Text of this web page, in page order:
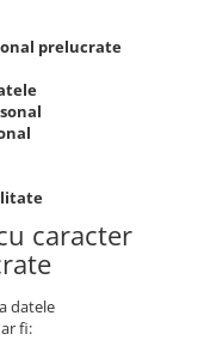
prelucrate
caracter
datele
fi: